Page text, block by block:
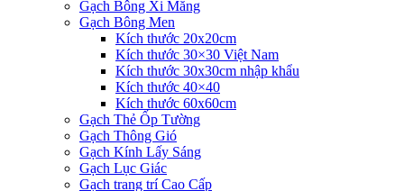
Gạch Bông Xi Măng
Gạch Bông Men
Kích thước 20x20cm
Kích thước 30×30 Việt Nam
Kích thước 30x30cm nhập khẩu
Kích thước 40×40
Kích thước 60x60cm
Gạch Thẻ Ốp Tường
Gạch Thông Gió
Gạch Kính Lấy Sáng
Gạch Lục Giác
Gạch trang trí Cao Cấp